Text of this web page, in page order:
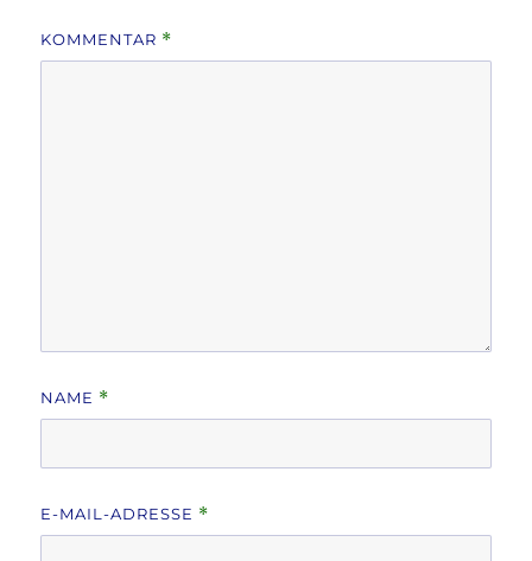
KOMMENTAR *
NAME *
E-MAIL-ADRESSE *